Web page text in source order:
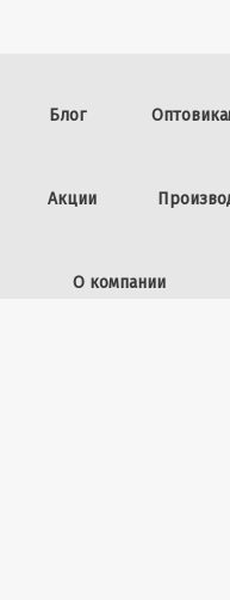
Блог
Акции
О компании